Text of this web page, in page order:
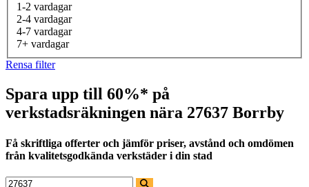
1-2 vardagar
2-4 vardagar
4-7 vardagar
7+ vardagar
Rensa filter
Spara upp till 60%* på
verkstadsräkningen nära 27637 Borrby
Få skriftliga offerter och jämför priser, avstånd och omdömen
från kvalitetsgodkända verkstäder i din stad